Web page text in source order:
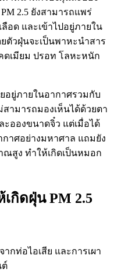
2.5 ยังสามารถแพร่
ลือด และเข้าไปอยู่ภายใน
ตัวฝุ่นจะเป็นพาหะนำสาร
ดเมียม ปรอท โลหะหนัก
อยู่ภายในอากาศรวมกับ
ามารถมองเห็นได้ด้วยตา
ะอองขนาดจิ๋ว แต่เมื่อได้
าศอย่างมหาศาล แถมยัง
สูง ทำให้เกิดเป็นหมอก
กิดฝุ่น PM 2.5
กท่อไอเสีย และการเผา
ต์